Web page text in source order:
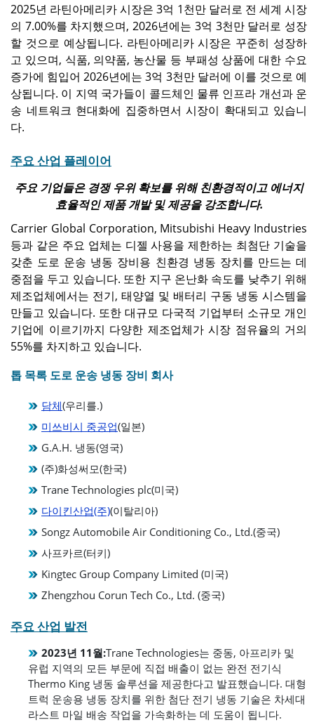
2025년 라틴아메리카 시장은 3억 1천만 달러로 전 세계 시장
의 7.00%를 차지했으며, 2026년에는 3억 3천만 달러로 성장
할 것으로 예상됩니다. 라틴아메리카 시장은 꾸준히 성장하
고 있으며, 식품, 의약품, 농산물 등 부패성 상품에 대한 수요
증가에 힘입어 2026년에는 3억 3천만 달러에 이를 것으로 예
상됩니다. 이 지역 국가들이 콜드체인 물류 인프라 개선과 운
송 네트워크 현대화에 집중하면서 시장이 확대되고 있습니
다.
주요 산업 플레이어
주요 기업들은 경쟁 우위 확보를 위해 친환경적이고 에너지
효율적인 제품 개발 및 제공을 강조합니다.
Carrier Global Corporation, Mitsubishi Heavy Industries
등과 같은 주요 업체는 디젤 사용을 제한하는 최첨단 기술을
갖춘 도로 운송 냉동 장비용 친환경 냉동 장치를 만드는 데
중점을 두고 있습니다. 또한 지구 온난화 속도를 낮추기 위해
제조업체에서는 전기, 태양열 및 배터리 구동 냉동 시스템을
만들고 있습니다. 또한 대규모 다국적 기업부터 소규모 개인
기업에 이르기까지 다양한 제조업체가 시장 점유율의 거의
55%를 차지하고 있습니다.
톱 목록 도로 운송 냉동 장비 회사
담체(우리를.)
미쓰비시 중공업(일본)
G.A.H. 냉동(영국)
(주)화성써모(한국)
Trane Technologies plc(미국)
다이킨산업(주)(이탈리아)
Songz Automobile Air Conditioning Co., Ltd.(중국)
사프카르(터키)
Kingtec Group Company Limited (미국)
Zhengzhou Corun Tech Co., Ltd. (중국)
주요 산업 발전
2023년 11월:Trane Technologies는 중동, 아프리카 및
유럽 지역의 모든 부문에 직접 배출이 없는 완전 전기식
Thermo King 냉동 솔루션을 제공한다고 발표했습니다. 대형
트럭 운송용 냉동 장치를 위한 첨단 전기 냉동 기술은 차세대
라스트 마일 배송 작업을 가속화하는 데 도움이 됩니다.